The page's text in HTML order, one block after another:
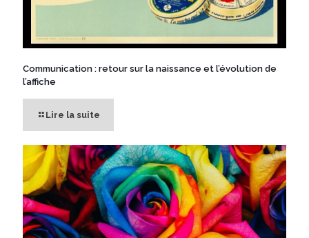
Communication : retour sur la naissance et l’évolution de
l’affiche
Lire la suite